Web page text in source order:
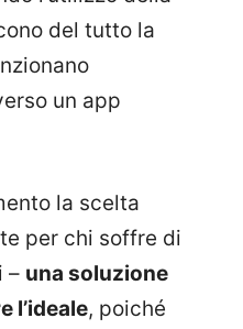
del tutto la
un app
la scelta
per chi soffre di
– una soluzione
l’ideale, poiché